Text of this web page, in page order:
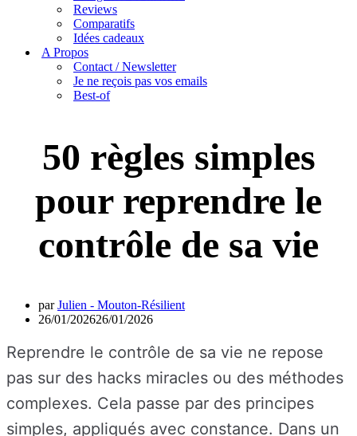
Reviews
Comparatifs
Idées cadeaux
A Propos
Contact / Newsletter
Je ne reçois pas vos emails
Best-of
50 règles simples
pour reprendre le
contrôle de sa vie
parJulien - Mouton-Résilient
26/01/202626/01/2026
Reprendre le contrôle de sa vie ne repose
pas sur des hacks miracles ou des méthodes
complexes. Cela passe par des principes
simples, appliqués avec constance. Dans un